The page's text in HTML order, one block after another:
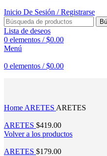
Inicio De Sesión / Registrarse
Lista de deseos
0 elementos / $0.00
Menú
0 elementos / $0.00
Home ARETES ARETES
ARETES $419.00
Volver a los productos
ARETES $179.00